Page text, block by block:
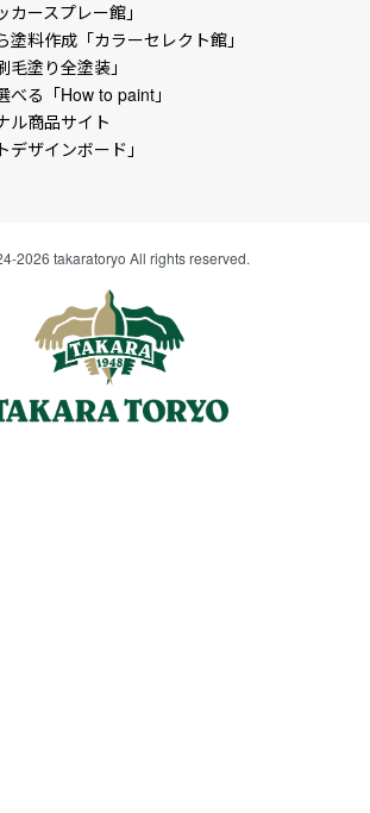
ースプレー館」
塗料作成「カラーセレクト館」
塗り全塗装」
る「How to paint」
ル商品サイト
ザインボード」
2026 takaratoryo All rights reserved.